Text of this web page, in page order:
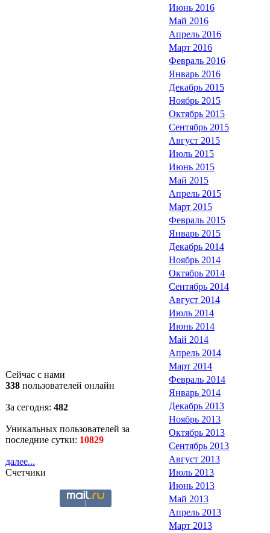
Сейчас с нами
338 пользователей онлайн
За сегодня: 482
Уникальных пользователей за
последние сутки: 10829
далее...
Счетчики
Июнь 2016
Май 2016
Апрель 2016
Март 2016
Февраль 2016
Январь 2016
Декабрь 2015
Ноябрь 2015
Октябрь 2015
Сентябрь 2015
Август 2015
Июль 2015
Июнь 2015
Май 2015
Апрель 2015
Март 2015
Февраль 2015
Январь 2015
Декабрь 2014
Ноябрь 2014
Октябрь 2014
Сентябрь 2014
Август 2014
Июль 2014
Июнь 2014
Май 2014
Апрель 2014
Март 2014
Февраль 2014
Январь 2014
Декабрь 2013
Ноябрь 2013
Октябрь 2013
Сентябрь 2013
Август 2013
Июль 2013
Июнь 2013
Май 2013
Апрель 2013
Март 2013